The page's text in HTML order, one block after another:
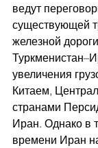
ведут
существующей
железной
увеличения
Китаем,
странами
Иран. Однако в
времени Иран